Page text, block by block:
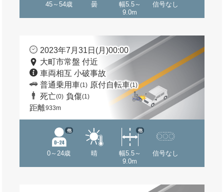
45～54歳 曇
幅5.5～
9.0m
信号なし
2023年7月31日(月)00:00
大町市常盤 付近
車両相互 小破事故
普通乗用車(1) 原付自転車(1)
死亡(0) 負傷(1)
距離933m
0～24歳
他
晴
幅5.5～
9.0m
他
信号なし